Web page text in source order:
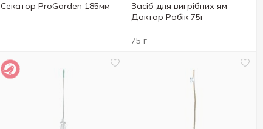
Секатор ProGarden 185мм
Засіб для вигрібних ям
Доктор Робік 75г
75 г